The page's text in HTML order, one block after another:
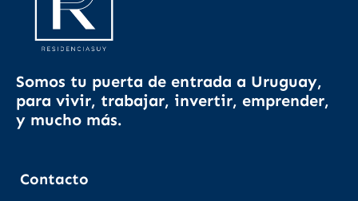
Somos tu puerta de entrada a Uruguay,
para vivir, trabajar, invertir, emprender,
y mucho más.
Contacto